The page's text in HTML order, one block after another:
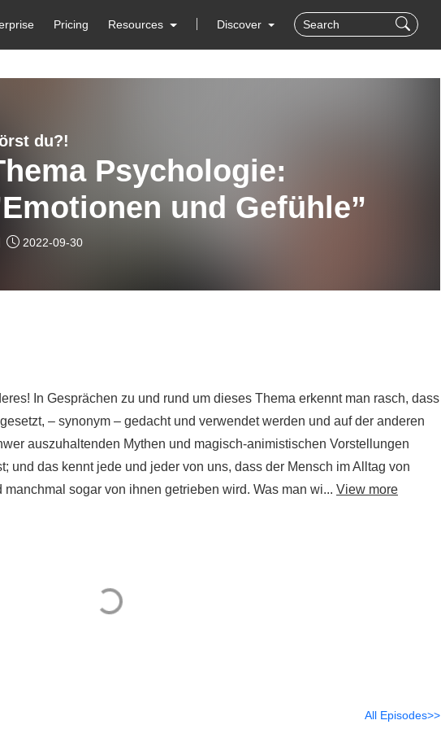
Pricing Resources Discover
du?!
Psychologie:
und Gefühle”
2022-09-30
In Gesprächen zu und rund um dieses Thema erkennt man rasch, dass
– synonym – gedacht und verwendet werden und auf der anderen
auszuhaltenden Mythen und magisch-animistischen Vorstellungen
und das kennt jede und jeder von uns, dass der Mensch im Alltag von
sogar von ihnen getrieben wird. Was man wi... View more
All Episodes>>